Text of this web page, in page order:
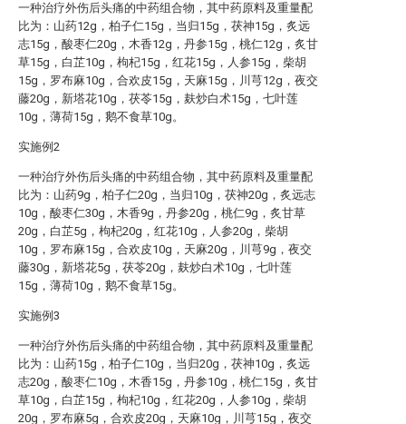
一种治疗外伤后头痛的中药组合物，其中药原料及重量配
比为：山药12g，柏子仁15g，当归15g，茯神15g，炙远
志15g，酸枣仁20g，木香12g，丹参15g，桃仁12g，炙甘
草15g，白芷10g，枸杞15g，红花15g，人参15g，柴胡
15g，罗布麻10g，合欢皮15g，天麻15g，川芎12g，夜交
藤20g，新塔花10g，茯苓15g，麸炒白术15g，七叶莲
10g，薄荷15g，鹅不食草10g。
实施例2
一种治疗外伤后头痛的中药组合物，其中药原料及重量配
比为：山药9g，柏子仁20g，当归10g，茯神20g，炙远志
10g，酸枣仁30g，木香9g，丹参20g，桃仁9g，炙甘草
20g，白芷5g，枸杞20g，红花10g，人参20g，柴胡
10g，罗布麻15g，合欢皮10g，天麻20g，川芎9g，夜交
藤30g，新塔花5g，茯苓20g，麸炒白术10g，七叶莲
15g，薄荷10g，鹅不食草15g。
实施例3
一种治疗外伤后头痛的中药组合物，其中药原料及重量配
比为：山药15g，柏子仁10g，当归20g，茯神10g，炙远
志20g，酸枣仁10g，木香15g，丹参10g，桃仁15g，炙甘
草10g，白芷15g，枸杞10g，红花20g，人参10g，柴胡
20g，罗布麻5g，合欢皮20g，天麻10g，川芎15g，夜交